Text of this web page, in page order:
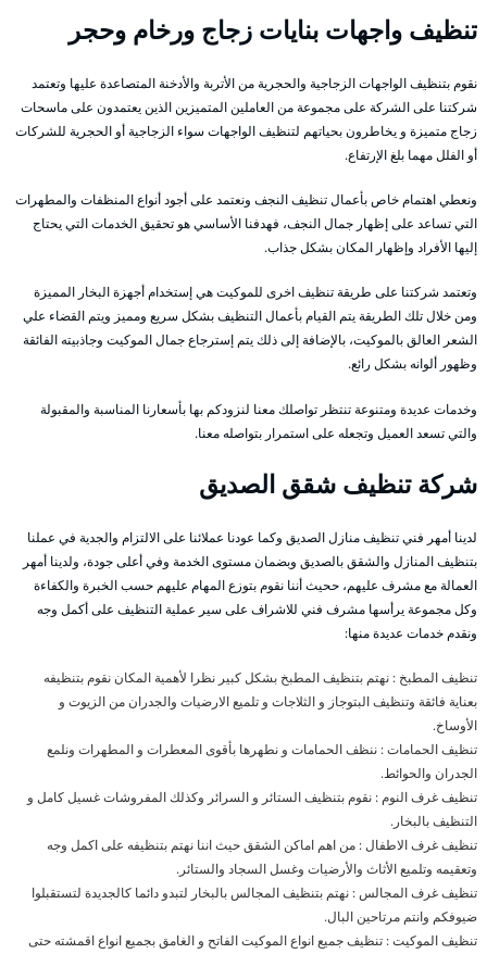
تنظيف واجهات بنايات زجاج ورخام وحجر
نقوم بتنظيف الواجهات الزجاجية والحجرية من الأتربة والأدخنة المتصاعدة عليها وتعتمد
شركتنا على الشركة على مجموعة من العاملين المتميزين الذين يعتمدون على ماسحات
زجاج متميزة و يخاطرون بحياتهم لتنظيف الواجهات سواء الزجاجية أو الحجرية للشركات
أو الفلل مهما بلغ الإرتفاع.
ونعطي اهتمام خاص بأعمال تنظيف النجف ونعتمد على أجود أنواع المنظفات والمطهرات
التي تساعد على إظهار جمال النجف، فهدفنا الأساسي هو تحقيق الخدمات التي يحتاج
إليها الأفراد وإظهار المكان بشكل جذاب.
وتعتمد شركتنا على طريقة تنظيف اخرى للموكيت هي إستخدام أجهزة البخار المميزة
ومن خلال تلك الطريقة يتم القيام بأعمال التنظيف بشكل سريع ومميز ويتم القضاء علي
الشعر العالق بالموكيت، بالإضافة إلى ذلك يتم إسترجاع جمال الموكيت وجاذبيته الفائقة
وظهور ألوانه بشكل رائع.
وخدمات عديدة ومتنوعة تنتظر تواصلك معنا لنزودكم بها بأسعارنا المناسبة والمقبولة
والتي تسعد العميل وتجعله على استمرار بتواصله معنا.
شركة تنظيف شقق الصديق
لدينا أمهر فني تنظيف منازل الصديق وكما عودنا عملائنا على الالتزام والجدية في عملنا
بتنظيف المنازل والشقق بالصديق وبضمان مستوى الخدمة وفي أعلى جودة، ولدينا أمهر
العمالة مع مشرف عليهم، ححيث أننا نقوم بتوزع المهام عليهم حسب الخبرة والكفاءة
وكل مجموعة يرأسها مشرف فني للاشراف على سير عملية التنظيف على أكمل وجه
ونقدم خدمات عديدة منها:
تنظيف المطبخ : نهتم بتنظيف المطبخ بشكل كبير نظرا لأهمية المكان نقوم بتنظيفه
بعناية فائقة وتنظيف البتوجاز و الثلاجات و تلميع الارضيات والجدران من الزيوت و
الأوساخ.
تنظيف الحمامات : ننظف الحمامات و نطهرها بأقوى المعطرات و المطهرات ونلمع
الجدران والحوائط.
تنظيف غرف النوم : نقوم بتنظيف الستائر و السرائر وكذلك المفروشات غسيل كامل و
التنظيف بالبخار.
تنظيف غرف الاطفال : من اهم اماكن الشقق حيث اننا نهتم بتنظيفه على اكمل وجه
وتعقيمه وتلميع الأثاث والأرضيات وغسل السجاد والستائر.
تنظيف غرف المجالس : نهتم بتنظيف المجالس بالبخار لتبدو دائما كالجديدة لتستقبلوا
ضيوفكم وانتم مرتاحين البال.
تنظيف الموكيت : تنظيف جميع انواع الموكيت الفاتح و الغامق بجميع انواع اقمشته حتى